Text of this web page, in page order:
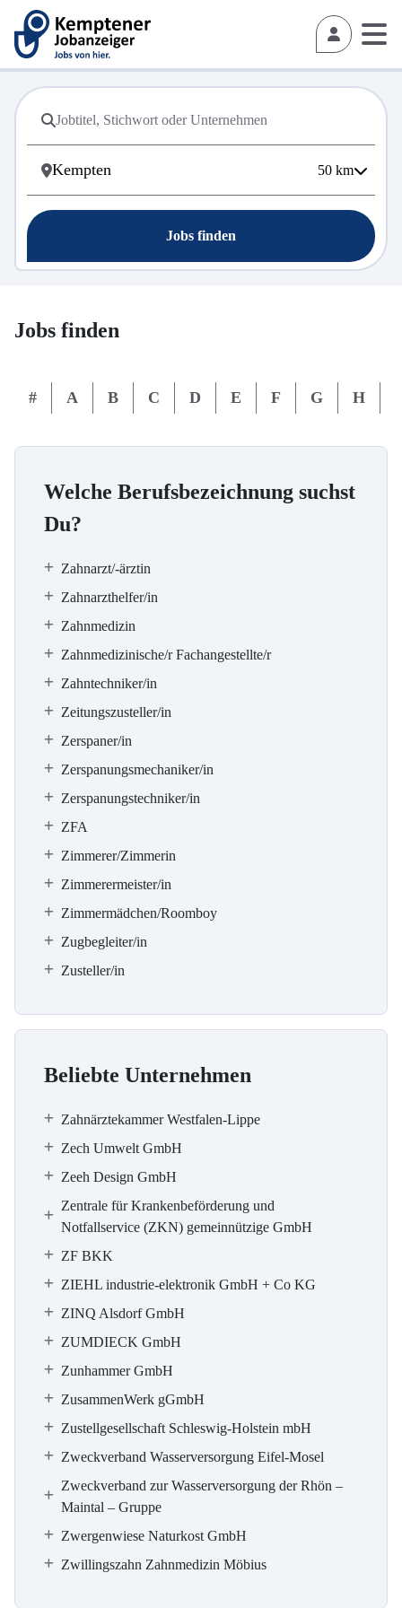
50 km
Jobs finden
Jobs finden
# A B C D E F G H
Welche Berufsbezeichnung suchst
Du?
Zahnarzt/-ärztin
Zahnarzthelfer/in
Zahnmedizin
Zahnmedizinische/r Fachangestellte/r
Zahntechniker/in
Zeitungszusteller/in
Zerspaner/in
Zerspanungsmechaniker/in
Zerspanungstechniker/in
ZFA
Zimmerer/Zimmerin
Zimmerermeister/in
Zimmermädchen/Roomboy
Zugbegleiter/in
Zusteller/in
Beliebte Unternehmen
Zahnärztekammer Westfalen-Lippe
Zech Umwelt GmbH
Zeeh Design GmbH
Zentrale für Krankenbeförderung und
Notfallservice (ZKN) gemeinnützige GmbH
ZF BKK
ZIEHL industrie-elektronik GmbH + Co KG
ZINQ Alsdorf GmbH
ZUMDIECK GmbH
Zunhammer GmbH
ZusammenWerk gGmbH
Zustellgesellschaft Schleswig-Holstein mbH
Zweckverband Wasserversorgung Eifel-Mosel
Zweckverband zur Wasserversorgung der Rhön –
Maintal – Gruppe
Zwergenwiese Naturkost GmbH
Zwillingszahn Zahnmedizin Möbius